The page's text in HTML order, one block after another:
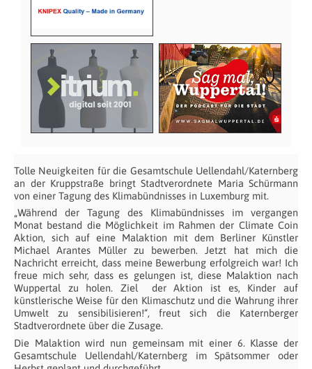
Tolle Neuigkeiten für die Gesamtschule Uellendahl/Katernberg
an der Kruppstraße bringt Stadtverordnete Maria Schürmann
von einer Tagung des Klimabündnisses in Luxemburg mit.
„Während der Tagung des Klimabündnisses im vergangen
Monat bestand die Möglichkeit im Rahmen der Climate Coin
Aktion, sich auf eine Malaktion mit dem Berliner Künstler
Michael Arantes Müller zu bewerben. Jetzt hat mich die
Nachricht erreicht, dass meine Bewerbung erfolgreich war! Ich
freue mich sehr, dass es gelungen ist, diese Malaktion nach
Wuppertal zu holen. Ziel
der Aktion ist es, Kinder auf
künstlerische Weise für den Klimaschutz und die Wahrung ihrer
Umwelt zu sensibilisieren!“, freut sich die Katernberger
Stadtverordnete über die Zusage.
Die Malaktion wird nun gemeinsam mit einer 6. Klasse der
Gesamtschule Uellendahl/Katernberg im Spätsommer oder